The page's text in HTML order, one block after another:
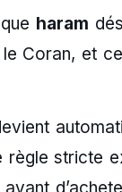
haram
Coran, et
stricte